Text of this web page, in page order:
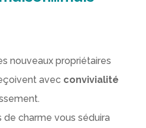
nouveaux propriétaires
avec convivialité
de charme vous séduira